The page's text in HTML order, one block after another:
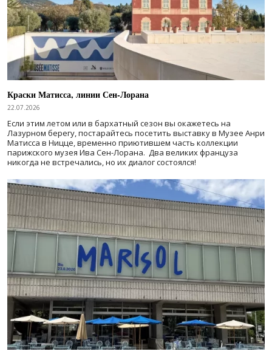
Краски Матисса, линии Сен-Лорана
22.07.2026
Если этим летом или в бархатный сезон вы окажетесь на
Лазурном берегу, постарайтесь посетить выставку в Музее Анри
Матисса в Ницце, временно приютившем часть коллекции
парижского музея Ива Сен-Лорана. Два великих француза
никогда не встречались, но их диалог состоялся!